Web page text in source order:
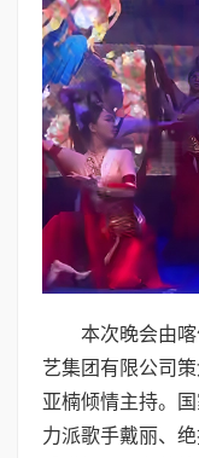
本次晚会由
艺集团有限公司
亚楠倾情主持。
力派歌手戴丽、